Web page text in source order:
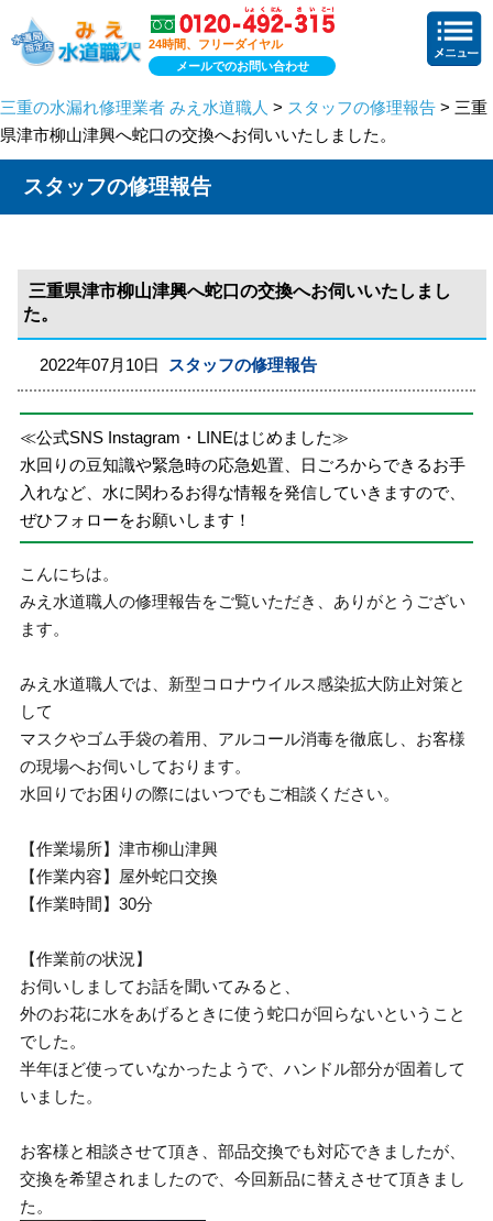
24時間、フリーダイヤル
メールでのお問い合わせ
三重の水漏れ修理業者 みえ水道職人 > スタッフの修理報告 > 三重
県津市柳山津興へ蛇口の交換へお伺いいたしました。
スタッフの修理報告
三重県津市柳山津興へ蛇口の交換へお伺いいたしまし
た。
2022年07月10日 スタッフの修理報告
≪公式SNS Instagram・LINEはじめました≫
水回りの豆知識や緊急時の応急処置、日ごろからできるお手
入れなど、水に関わるお得な情報を発信していきますので、
ぜひフォローをお願いします！
こんにちは。
みえ水道職人の修理報告をご覧いただき、ありがとうござい
ます。
みえ水道職人では、新型コロナウイルス感染拡大防止対策と
して
マスクやゴム手袋の着用、アルコール消毒を徹底し、お客様
の現場へお伺いしております。
水回りでお困りの際にはいつでもご相談ください。
【作業場所】津市柳山津興
【作業内容】屋外蛇口交換
【作業時間】30分
【作業前の状況】
お伺いしましてお話を聞いてみると、
外のお花に水をあげるときに使う蛇口が回らないということ
でした。
半年ほど使っていなかったようで、ハンドル部分が固着して
いました。
お客様と相談させて頂き、部品交換でも対応できましたが、
交換を希望されましたので、今回新品に替えさせて頂きまし
た。